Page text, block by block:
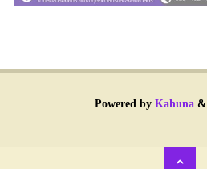
Powered byKahuna&
Back